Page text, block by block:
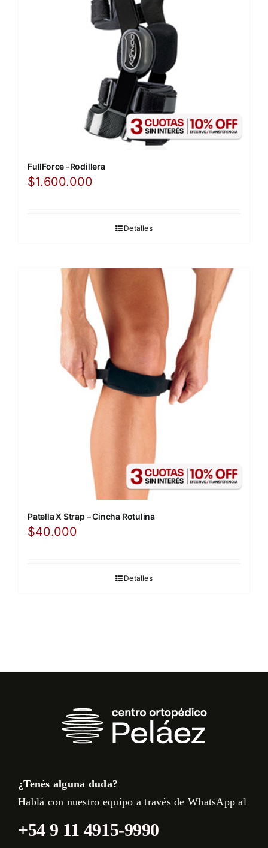
FullForce -Rodillera
$1.600.000
Detalles
Patella X Strap – Cincha Rotulina
$40.000
Detalles
¿Tenés alguna duda?
Hablá con nuestro equipo a través de WhatsApp al
+54 9 11 4915-9990